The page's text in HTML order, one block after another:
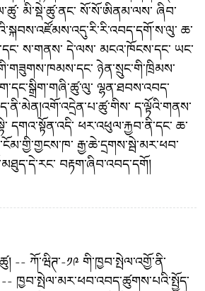
མི་སྡེ་ཚུ་ནང་ སོ་སོ་ཨིནམ་ལས་ ཞིབ་
ཆ་
ས་གནས་ དེ་ལས་ མངའ་ཁོངས་དང་ ཡང་
ཉེན་སྲུང་གི་ཁྲིམས་
ལྷན་ཐབས་འབད་
ད་ལྟོའི་གནས་
དགའ་སྟོན་འདི་ ཕར་འཕུལ་རྐྱབ་ནི་དང་ ཆ་
རྒྱ་ཆེ་དྲགས་སྦེ་མར་ཕབ་
བརྟག་ཞིབ་འབད་དགོ།
-- ཀོ་ཝིཊ་-༡༩ གི་ཁྱབ་སྤེལ་འགྱོ་ནི་
ཁྱབ་སྤེལ་མར་ཕབ་འབད་ཚུགས་པའི་སྤྱོད་